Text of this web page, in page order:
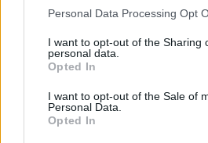
Personal Data Processing Opt
I want to opt-out of the Sharing
personal data.
Opted In
I want to opt-out of the Sale of
Personal Data.
Opted In
COMPETIÇÃO
Cinquentenário do